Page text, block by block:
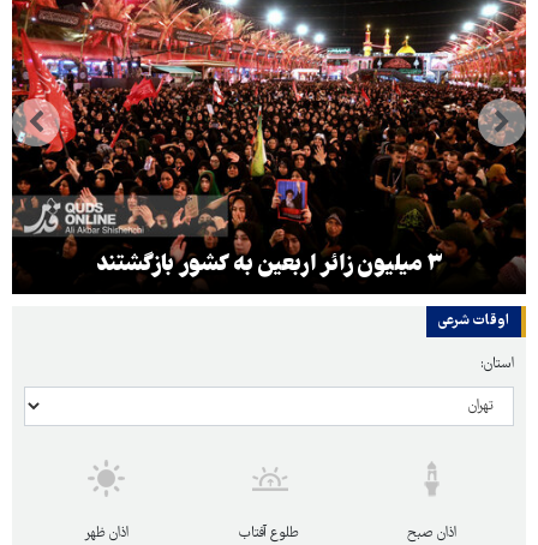
۳ میلیون زائر اربعین به کشور بازگشتند
اوقات شرعی
استان:
اذان صبح
طلوع آفتاب
اذان ظهر